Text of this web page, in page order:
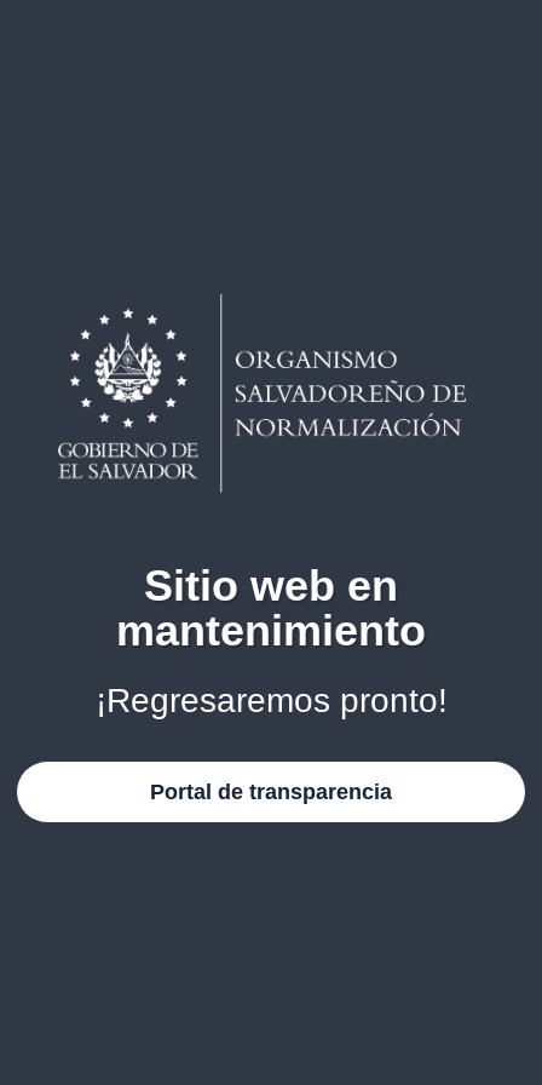
Sitio web en
mantenimiento
¡Regresaremos pronto!
Portal de transparencia